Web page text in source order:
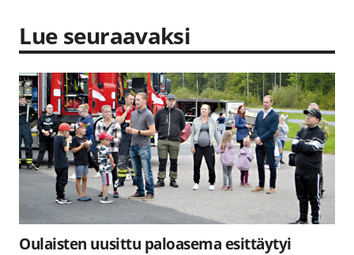
Lue seuraavaksi
Oulaisten uusittu paloasema esittäytyi